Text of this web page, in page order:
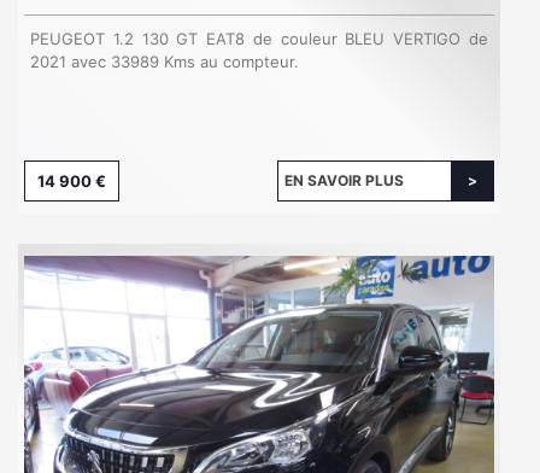
PEUGEOT 1.2 130 GT EAT8 de couleur BLEU VERTIGO de
2021 avec 33989 Kms au compteur.
14 900 € EN SAVOIR PLUS